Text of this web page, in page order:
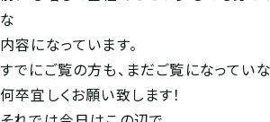
な
内容になっています。
すでにご覧の方も、まだご覧になってい
何卒宜しくお願い致します！